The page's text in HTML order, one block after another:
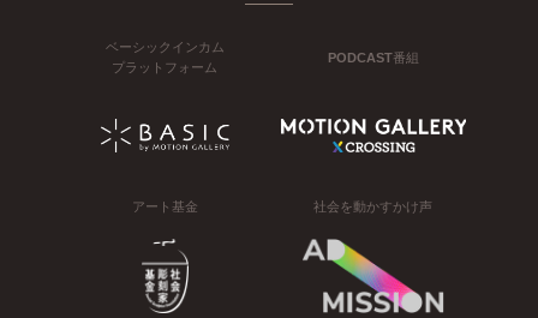
ベーシックインカム
プラットフォーム
PODCAST番組
アート基金 社会を動かすかけ声